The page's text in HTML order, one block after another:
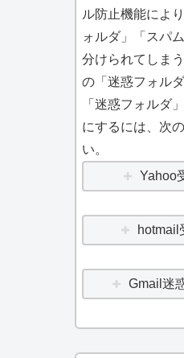
ル防止機能によ
ォルダ」「スパ
分けられてしま
の「迷惑フォル
「迷惑フォルダ
にするには、次
い。
Yahoo
hotmail
Gmail迷